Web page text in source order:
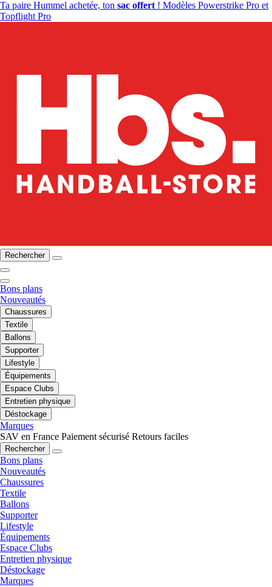
Ta paire Hummel achetée, ton sac offert ! Modèles Powerstrike Pro et
Topflight Pro
Rechercher
Bons plans
Nouveautés
Chaussures
Textile
Ballons
Supporter
Lifestyle
Équipements
Espace Clubs
Entretien physique
Déstockage
Marques
SAV en France Paiement sécurisé Retours faciles
Rechercher
Bons plans
Nouveautés
Chaussures
Textile
Ballons
Supporter
Lifestyle
Équipements
Espace Clubs
Entretien physique
Déstockage
Marques